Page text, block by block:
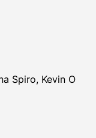
Spiro, Kevin O